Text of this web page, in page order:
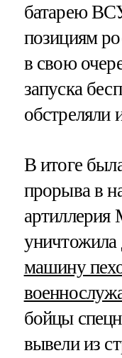
батарею
позициям
в свою
запуска
обстреляли
В итоге
прорыва в
уничтожила
машину
бойцы
вывели из